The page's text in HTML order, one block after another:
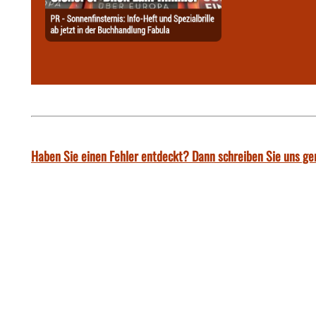
Haben Sie einen Fehler entdeckt? Dann schreiben Sie uns